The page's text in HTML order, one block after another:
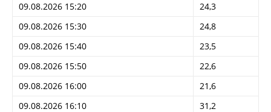
09.08.2026 15:20
24,3
09.08.2026 15:30
24,8
09.08.2026 15:40
23,5
09.08.2026 15:50
22,6
09.08.2026 16:00
21,6
09.08.2026 16:10
31,2